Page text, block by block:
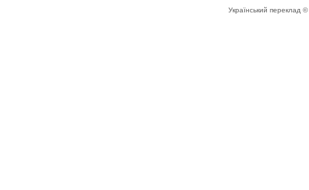
Український переклад